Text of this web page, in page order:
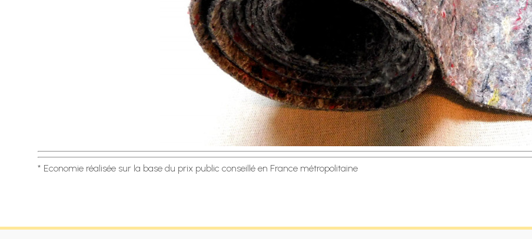
* Economie réalisée sur la base du prix public conseillé en France métropolitaine